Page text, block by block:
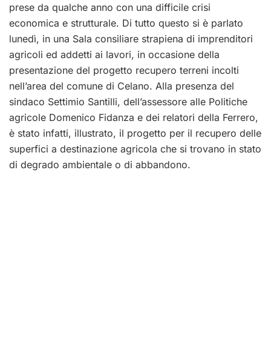
prese da qualche anno con una difficile crisi
economica e strutturale. Di tutto questo si è parlato
lunedì, in una Sala consiliare strapiena di imprenditori
agricoli ed addetti ai lavori, in occasione della
presentazione del progetto recupero terreni incolti
nell’area del comune di Celano. Alla presenza del
sindaco Settimio Santilli, dell’assessore alle Politiche
agricole Domenico Fidanza e dei relatori della Ferrero,
è stato infatti, illustrato, il progetto per il recupero delle
superfici a destinazione agricola che si trovano in stato
di degrado ambientale o di abbandono.